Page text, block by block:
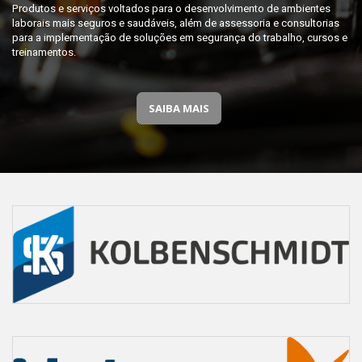
Produtos e serviços voltados para o desenvolvimento de ambientes
laborais mais seguros e saudáveis, além de assessoria e consultorias
para a implementação de soluções em segurança do trabalho, cursos e
treinamentos.
SAIBA MAIS